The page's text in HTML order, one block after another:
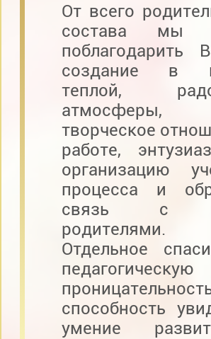
От всего
состава мы
поблагодарить
создание в
теплой,
творческое
работе,
организацию
процесса и
связь с
родителями.
Отдельное
педагогическую
способность
умение